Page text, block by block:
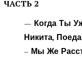
ЧАСТЬ 2
— Когда Ты
Никита,
– Мы Же